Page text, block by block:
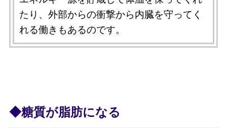
たり、外部からの衝撃から内臓を守ってく
れる働きもあるのです。
◆糖質が脂肪になる